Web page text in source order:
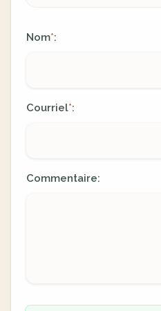
Nom*:
Courriel*:
Commentaire: